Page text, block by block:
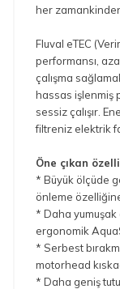
her
Fluval eTEC
performansı,
çalışma
hassas işlenmiş
sessiz çalışır.
filtreniz elektrik
Öne çıkan
* Büyük ölçüde
önleme
* Daha yumuşak
ergonomik
* Serbest
motorhead
* Daha geniş